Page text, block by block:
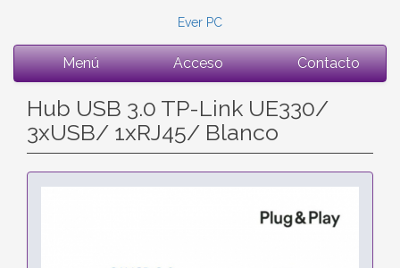
Ever PC
Menú Acceso Contacto
Hub USB 3.0 TP-Link UE330/
3xUSB/ 1xRJ45/ Blanco